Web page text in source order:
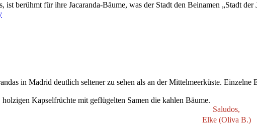
ist berühmt für ihre Jacaranda-Bäume, was der Stadt den Beinamen „Stadt
in Madrid deutlich seltener zu sehen als an der Mittelmeerküste.
Kapselfrüchte mit geflügelten Samen die kahlen Bäume.
Saludos,
Elke (Oliva B.)